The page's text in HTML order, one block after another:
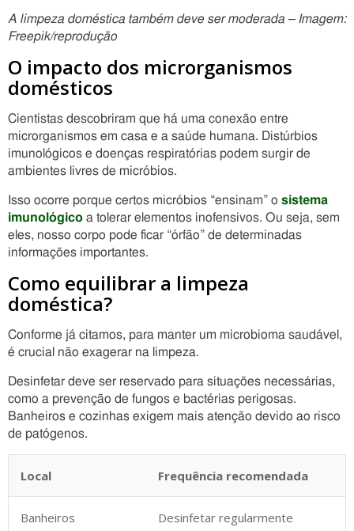
A limpeza doméstica também deve ser moderada – Imagem:
Freepik/reprodução
O impacto dos microrganismos
domésticos
Cientistas descobriram que há uma conexão entre
microrganismos em casa e a saúde humana. Distúrbios
imunológicos e doenças respiratórias podem surgir de
ambientes livres de micróbios.
Isso ocorre porque certos micróbios “ensinam” o sistema
imunológico a tolerar elementos inofensivos. Ou seja, sem
eles, nosso corpo pode ficar “órfão” de determinadas
informações importantes.
Como equilibrar a limpeza
doméstica?
Conforme já citamos, para manter um microbioma saudável,
é crucial não exagerar na limpeza.
Desinfetar deve ser reservado para situações necessárias,
como a prevenção de fungos e bactérias perigosas.
Banheiros e cozinhas exigem mais atenção devido ao risco
de patógenos.
Local Frequência recomendada
Banheiros Desinfetar regularmente